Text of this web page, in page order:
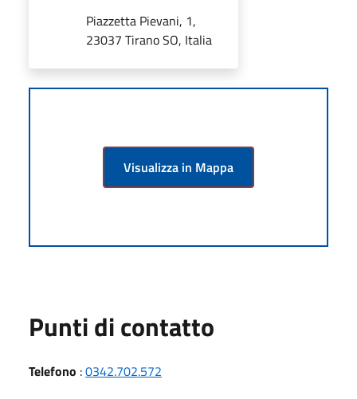
Piazzetta Pievani, 1,
23037 Tirano SO, Italia
Visualizza in Mappa
Punti di contatto
Telefono :0342.702.572